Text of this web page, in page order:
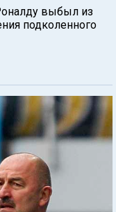
выбыл из
подколенного